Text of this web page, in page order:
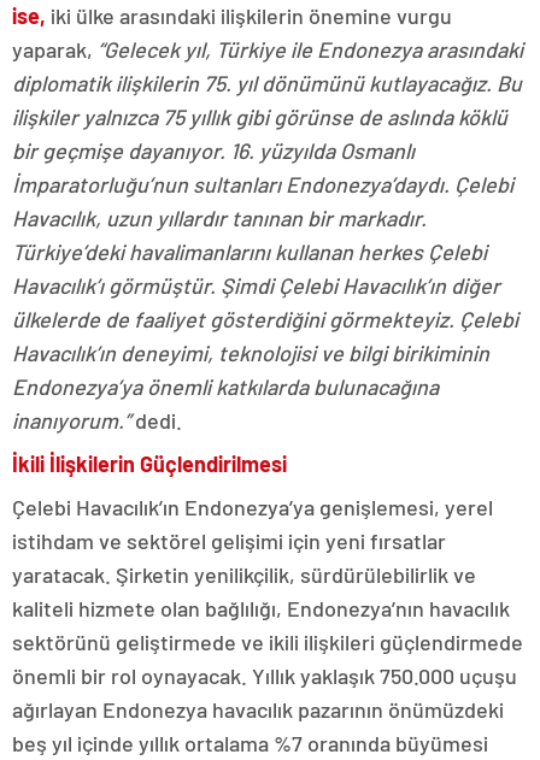
ise, iki ülke arasındaki ilişkilerin önemine vurgu
yaparak, “Gelecek yıl, Türkiye ile Endonezya arasındaki
diplomatik ilişkilerin 75. yıl dönümünü kutlayacağız. Bu
ilişkiler yalnızca 75 yıllık gibi görünse de aslında köklü
bir geçmişe dayanıyor. 16. yüzyılda Osmanlı
İmparatorluğu’nun sultanları Endonezya’daydı. Çelebi
Havacılık, uzun yıllardır tanınan bir markadır.
Türkiye’deki havalimanlarını kullanan herkes Çelebi
Havacılık’ı görmüştür. Şimdi Çelebi Havacılık’ın diğer
ülkelerde de faaliyet gösterdiğini görmekteyiz. Çelebi
Havacılık’ın deneyimi, teknolojisi ve bilgi birikiminin
Endonezya’ya önemli katkılarda bulunacağına
inanıyorum.”dedi.
İkili İlişkilerin Güçlendirilmesi
Çelebi Havacılık’ın Endonezya’ya genişlemesi, yerel
istihdam ve sektörel gelişimi için yeni fırsatlar
yaratacak. Şirketin yenilikçilik, sürdürülebilirlik ve
kaliteli hizmete olan bağlılığı, Endonezya’nın havacılık
sektörünü geliştirmede ve ikili ilişkileri güçlendirmede
önemli bir rol oynayacak. Yıllık yaklaşık 750.000 uçuşu
ağırlayan Endonezya havacılık pazarının önümüzdeki
beş yıl içinde yıllık ortalama %7 oranında büyümesi